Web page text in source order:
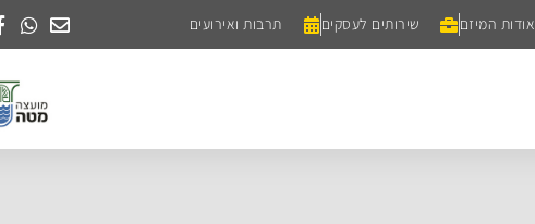
אודות המיזם שירותים לעסקים תרבות ואירועים